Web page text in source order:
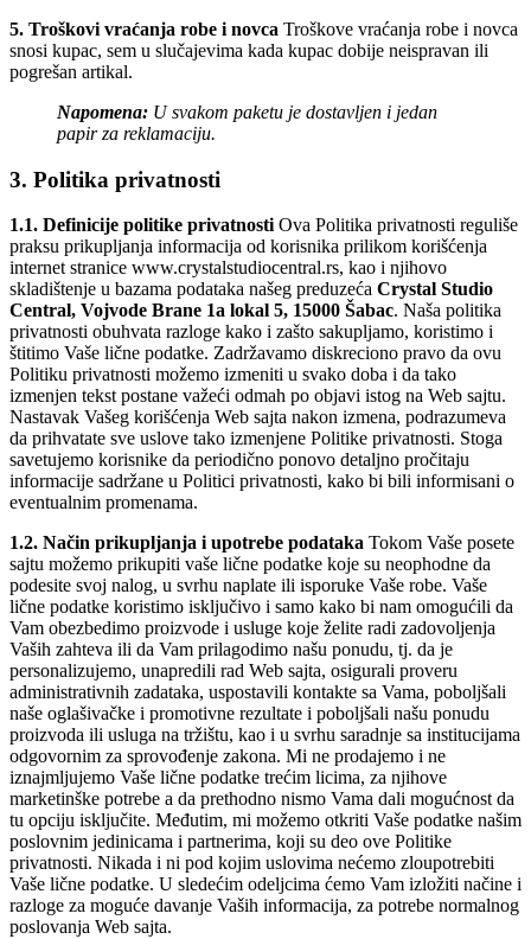
5. Troškovi vraćanja robe i novca Troškove vraćanja robe i novca
snosi kupac, sem u slučajevima kada kupac dobije neispravan ili
pogrešan artikal.
Napomena: U svakom paketu je dostavljen i jedan
papir za reklamaciju.
3. Politika privatnosti
1.1. Definicije politike privatnosti Ova Politika privatnosti reguliše
praksu prikupljanja informacija od korisnika prilikom korišćenja
internet stranice www.crystalstudiocentral.rs, kao i njihovo
skladištenje u bazama podataka našeg preduzeća Crystal Studio
Central, Vojvode Brane 1a lokal 5, 15000 Šabac. Naša politika
privatnosti obuhvata razloge kako i zašto sakupljamo, koristimo i
štitimo Vaše lične podatke. Zadržavamo diskreciono pravo da ovu
Politiku privatnosti možemo izmeniti u svako doba i da tako
izmenjen tekst postane važeći odmah po objavi istog na Web sajtu.
Nastavak Vašeg korišćenja Web sajta nakon izmena, podrazumeva
da prihvatate sve uslove tako izmenjene Politike privatnosti. Stoga
savetujemo korisnike da periodično ponovo detaljno pročitaju
informacije sadržane u Politici privatnosti, kako bi bili informisani o
eventualnim promenama.
1.2. Način prikupljanja i upotrebe podataka Tokom Vaše posete
sajtu možemo prikupiti vaše lične podatke koje su neophodne da
podesite svoj nalog, u svrhu naplate ili isporuke Vaše robe. Vaše
lične podatke koristimo isključivo i samo kako bi nam omogućili da
Vam obezbedimo proizvode i usluge koje želite radi zadovoljenja
Vaših zahteva ili da Vam prilagodimo našu ponudu, tj. da je
personalizujemo, unapredili rad Web sajta, osigurali proveru
administrativnih zadataka, uspostavili kontakte sa Vama, poboljšali
naše oglašivačke i promotivne rezultate i poboljšali našu ponudu
proizvoda ili usluga na tržištu, kao i u svrhu saradnje sa institucijama
odgovornim za sprovođenje zakona. Mi ne prodajemo i ne
iznajmljujemo Vaše lične podatke trećim licima, za njihove
marketinške potrebe a da prethodno nismo Vama dali mogućnost da
tu opciju isključite. Međutim, mi možemo otkriti Vaše podatke našim
poslovnim jedinicama i partnerima, koji su deo ove Politike
privatnosti. Nikada i ni pod kojim uslovima nećemo zloupotrebiti
Vaše lične podatke. U sledećim odeljcima ćemo Vam izložiti načine i
razloge za moguće davanje Vaših informacija, za potrebe normalnog
poslovanja Web sajta.